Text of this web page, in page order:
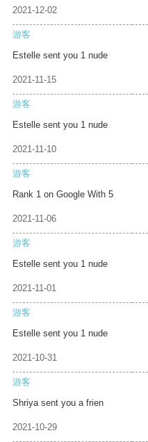
2021-12-02
游客
Estelle sent you 1 nude
2021-11-15
游客
Estelle sent you 1 nude
2021-11-10
游客
Rank 1 on Google With 5
2021-11-06
游客
Estelle sent you 1 nude
2021-11-01
游客
Estelle sent you 1 nude
2021-10-31
游客
Shriya sent you a frien
2021-10-29